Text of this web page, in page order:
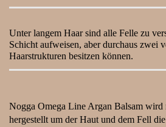
Unter langem Haar sind alle Felle zu
Schicht aufweisen, aber durchaus zwei
Haarstrukturen besitzen können.
Nogga Omega Line Argan Balsam
hergestellt um der Haut und dem Fell